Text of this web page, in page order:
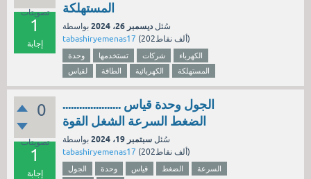
تصويتات
1
إجابة
المستهلكة
سُئل ديسمبر 26، 2024
بواسطة
tabashiryemenas17 ( 202ألف نقاط)
وحدة تستخدمها شركات
الكهرباء
لقياس
الطاقة الكهربائية المستهلكة
0
تصويتات
1
إجابة
الجول وحدة قياس .....................
الضغط السرعة الشغل القوة
سُئل سبتمبر 19، 2024
بواسطة
tabashiryemenas17 ( 202ألف نقاط)
الجول وحدة قياس الضغط
السرعة